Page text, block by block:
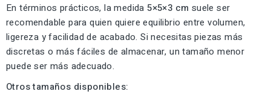
En términos prácticos, la medida5×5×3 cm suele ser
recomendable para quien quiere equilibrio entre volumen,
ligereza y facilidad de acabado. Si necesitas piezas más
discretas o más fáciles de almacenar, un tamaño menor
puede ser más adecuado.
Otros tamaños disponibles: